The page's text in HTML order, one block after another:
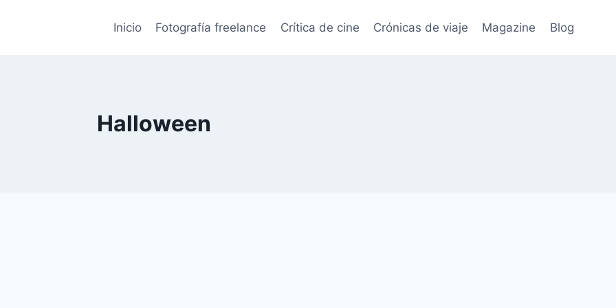
Inicio Fotografía freelance Crítica de cine Crónicas de viaje Magazine Blog
Halloween